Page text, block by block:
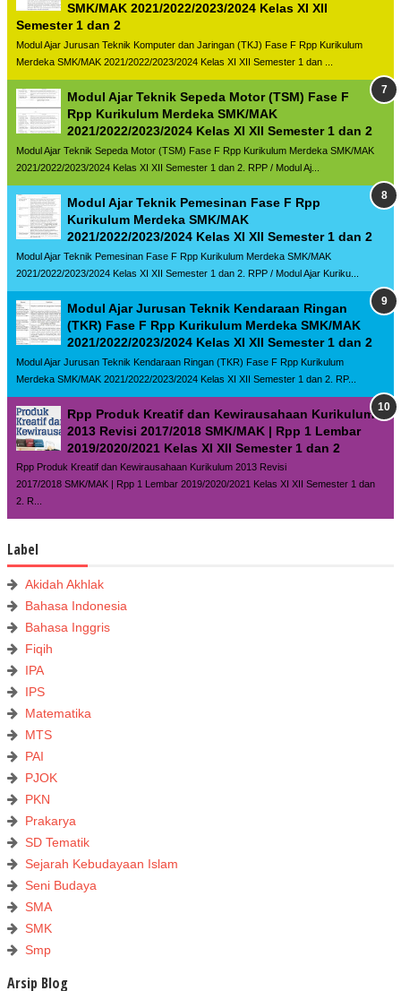
SMK/MAK 2021/2022/2023/2024 Kelas XI XII
Semester 1 dan 2
Modul Ajar Jurusan Teknik Komputer dan Jaringan (TKJ) Fase F Rpp Kurikulum
Merdeka SMK/MAK 2021/2022/2023/2024 Kelas XI XII Semester 1 dan ...
Modul Ajar Teknik Sepeda Motor (TSM) Fase F
Rpp Kurikulum Merdeka SMK/MAK
2021/2022/2023/2024 Kelas XI XII Semester 1 dan 2
Modul Ajar Teknik Sepeda Motor (TSM) Fase F Rpp Kurikulum Merdeka SMK/MAK
2021/2022/2023/2024 Kelas XI XII Semester 1 dan 2. RPP / Modul Aj...
Modul Ajar Teknik Pemesinan Fase F Rpp
Kurikulum Merdeka SMK/MAK
2021/2022/2023/2024 Kelas XI XII Semester 1 dan 2
Modul Ajar Teknik Pemesinan Fase F Rpp Kurikulum Merdeka SMK/MAK
2021/2022/2023/2024 Kelas XI XII Semester 1 dan 2. RPP / Modul Ajar Kuriku...
Modul Ajar Jurusan Teknik Kendaraan Ringan
(TKR) Fase F Rpp Kurikulum Merdeka SMK/MAK
2021/2022/2023/2024 Kelas XI XII Semester 1 dan 2
Modul Ajar Jurusan Teknik Kendaraan Ringan (TKR) Fase F Rpp Kurikulum
Merdeka SMK/MAK 2021/2022/2023/2024 Kelas XI XII Semester 1 dan 2. RP...
Rpp Produk Kreatif dan Kewirausahaan Kurikulum
2013 Revisi 2017/2018 SMK/MAK | Rpp 1 Lembar
2019/2020/2021 Kelas XI XII Semester 1 dan 2
Rpp Produk Kreatif dan Kewirausahaan Kurikulum 2013 Revisi
2017/2018 SMK/MAK | Rpp 1 Lembar 2019/2020/2021 Kelas XI XII Semester 1 dan
2. R...
Label
Akidah Akhlak
Bahasa Indonesia
Bahasa Inggris
Fiqih
IPA
IPS
Matematika
MTS
PAI
PJOK
PKN
Prakarya
SD Tematik
Sejarah Kebudayaan Islam
Seni Budaya
SMA
SMK
Smp
Arsip Blog